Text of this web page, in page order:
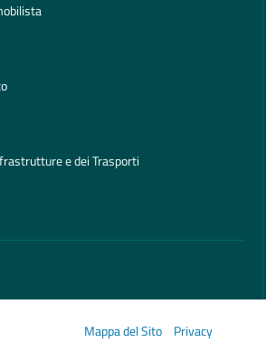
e dei Trasporti
Mappa del Sito Privacy